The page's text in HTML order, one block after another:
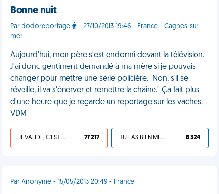
Bonne nuit
Par dodoreportage
- 27/10/2013 19:46 - France - Cagnes-sur-
mer
Aujourd'hui, mon père s'est endormi devant la télévision.
J'ai donc gentiment demandé à ma mère si je pouvais
changer pour mettre une série policière. "Non, s'il se
réveille, il va s'énerver et remettre la chaine." Ça fait plus
d'une heure que je regarde un reportage sur les vaches.
VDM
JE VALIDE, C'EST UNE VDM 77 217 TU L'AS BIEN MÉRITÉ 8 324
Par Anonyme - 15/05/2013 20:49 - France